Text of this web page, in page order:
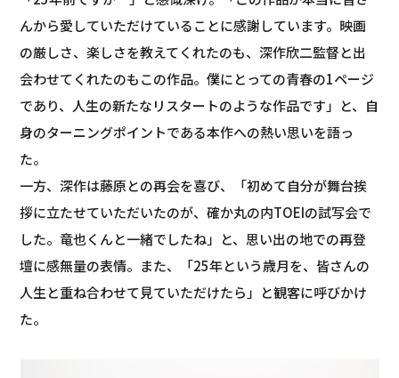
んから愛していただけていることに感謝しています。映画
の厳しさ、楽しさを教えてくれたのも、深作欣二監督と出
会わせてくれたのもこの作品。僕にとっての青春の1ページ
であり、人生の新たなリスタートのような作品です」と、自
身のターニングポイントである本作への熱い思いを語っ
た。
一方、深作は藤原との再会を喜び、「初めて自分が舞台挨
拶に立たせていただいたのが、確か丸の内TOEIの試写会で
した。竜也くんと一緒でしたね」と、思い出の地での再登
壇に感無量の表情。また、「25年という歳月を、皆さんの
人生と重ね合わせて見ていただけたら」と観客に呼びかけ
た。